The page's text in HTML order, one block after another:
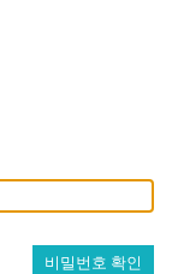
비밀번호 확인